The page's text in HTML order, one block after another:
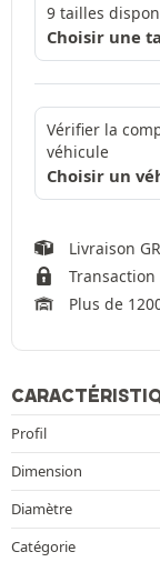
9 tailles
Choisir une
Vérifier la
véhicule
Choisir un
Livraison
Transaction
Plus de
Profil
Dimension
Diamètre
Catégorie